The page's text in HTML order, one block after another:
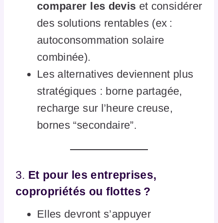
comparer les devis et considérer
des solutions rentables (ex :
autoconsommation solaire
combinée).
Les alternatives deviennent plus
stratégiques : borne partagée,
recharge sur l’heure creuse,
bornes “secondaire”.
3. Et pour les entreprises,
copropriétés ou flottes ?
Elles devront s’appuyer